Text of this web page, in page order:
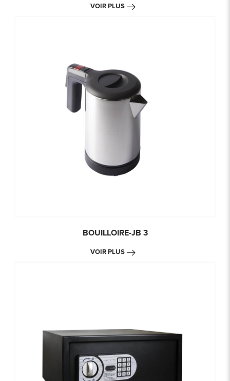
VOIR PLUS
BOUILLOIRE-JB 3
VOIR PLUS